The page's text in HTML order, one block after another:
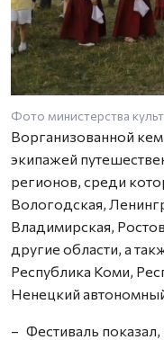
Фото министерства
Ворганизованной
экипажей
регионов, среди
Вологодская,
Владимирская,
другие области, а
Республика Коми,
Ненецкий
– Фестиваль